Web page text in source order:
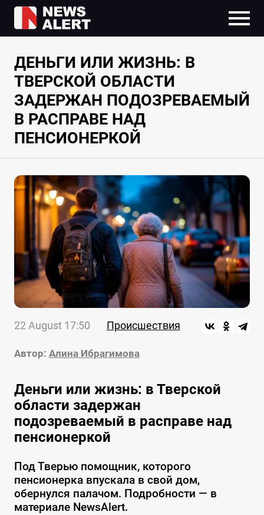
ДЕНЬГИ ИЛИ ЖИЗНЬ: В
ТВЕРСКОЙ ОБЛАСТИ
ЗАДЕРЖАН ПОДОЗРЕВАЕМЫЙ
В РАСПРАВЕ НАД
ПЕНСИОНЕРКОЙ
22 August 17:50 Происшествия
Автор: Алина Ибрагимова
Деньги или жизнь: в Тверской
области задержан
подозреваемый в расправе над
пенсионеркой
Под Тверью помощник, которого
пенсионерка впускала в свой дом,
обернулся палачом. Подробности — в
материале NewsAlert.